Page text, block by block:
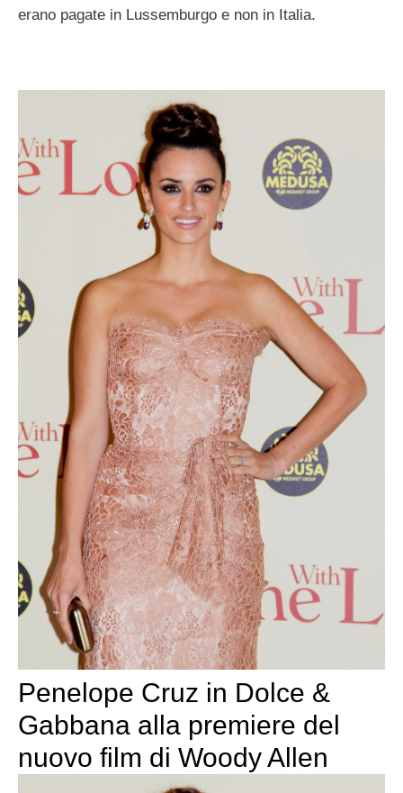
erano pagate in Lussemburgo e non in Italia.
Penelope Cruz in Dolce &
Gabbana alla premiere del
nuovo film di Woody Allen